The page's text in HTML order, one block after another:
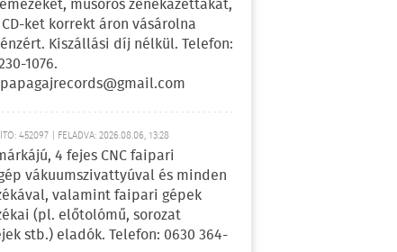
műsoros zenekazettákat,
ket korrekt áron vásárolna
Kiszállási díj nélkül. Telefon:
1076.
452097 | FELADVA: 2026.08.06, 13:28
4 fejes CNC faipari
vákuumszivattyúval és minden
valamint faipari gépek
(pl. előtolómű, sorozat
stb.) eladók. Telefon: 0630 364-